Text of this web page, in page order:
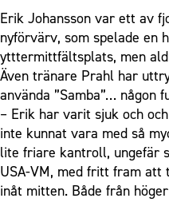
Erik Johansson var ett av
nyförvärv, som spelade en
ytttermittfältsplats, men
Även tränare Prahl har
använda ”Samba”… någon
– Erik har varit sjuk och
inte kunnat vara med så
lite friare kantroll, ungefär
USA-VM, med fritt fram
inåt mitten. Både från